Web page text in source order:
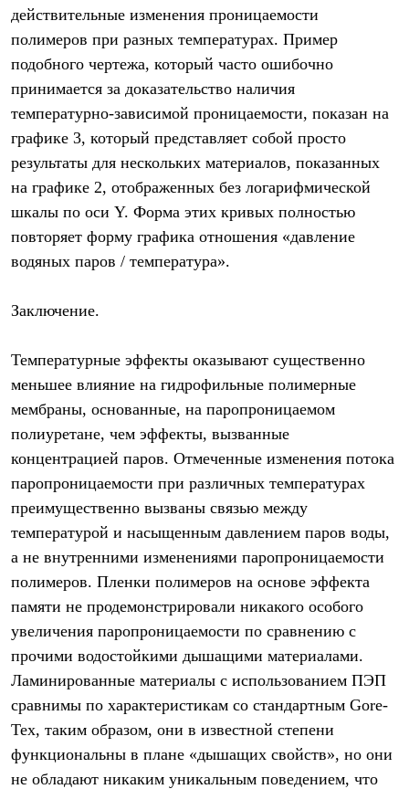
действительные изменения проницаемости
полимеров при разных температурах. Пример
подобного чертежа, который часто ошибочно
принимается за доказательство наличия
температурно-зависимой проницаемости, показан на
графике 3, который представляет собой просто
результаты для нескольких материалов, показанных
на графике 2, отображенных без логарифмической
шкалы по оси Y. Форма этих кривых полностью
повторяет форму графика отношения «давление
водяных паров / температура».
Заключение.
Температурные эффекты оказывают существенно
меньшее влияние на гидрофильные полимерные
мембраны, основанные, на паропроницаемом
полиуретане, чем эффекты, вызванные
концентрацией паров. Отмеченные изменения потока
паропроницаемости при различных температурах
преимущественно вызваны связью между
температурой и насыщенным давлением паров воды,
а не внутренними изменениями паропроницаемости
полимеров. Пленки полимеров на основе эффекта
памяти не продемонстрировали никакого особого
увеличения паропроницаемости по сравнению с
прочими водостойкими дышащими материалами.
Ламинированные материалы с использованием ПЭП
сравнимы по характеристикам со стандартным Gore-
Tex, таким образом, они в известной степени
функциональны в плане «дышащих свойств», но они
не обладают никаким уникальным поведением, что